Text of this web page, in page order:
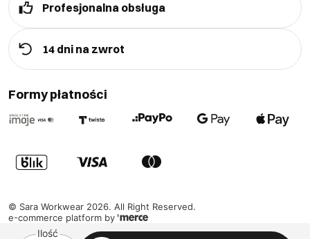
Ilość
Profesjonalna obsługa
14 dni na zwrot
Formy płatności
© Sara Workwear 2026. All Right Reserved.
e-commerce platform by